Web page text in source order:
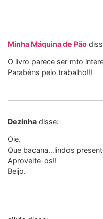
Minha Máquina de Pão
O livro parece ser mto
Parabéns pelo trabalho!!!
Dezinha disse:
Oie.
Que bacana…lindos
Aproveite-os!!
Beijo.